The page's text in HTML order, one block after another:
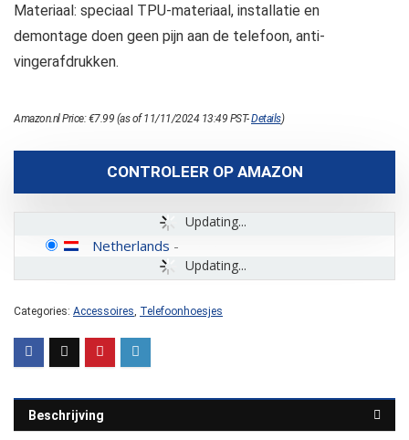
Materiaal: speciaal TPU-materiaal, installatie en
demontage doen geen pijn aan de telefoon, anti-
vingerafdrukken.
Amazon.nl Price:€7.99 (as of 11/11/2024 13:49 PST-Details)
CONTROLEER OP AMAZON
Updating...
Updating...
Netherlands -
Categories: Accessoires Telefoonhoesjes
Beschrijving